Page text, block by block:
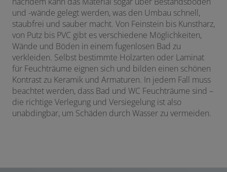
und -wände gelegt werden, was den Umbau schnell,
staubfrei und sauber macht. Von Feinstein bis Kunstharz,
von Putz bis PVC gibt es verschiedene Möglichkeiten,
Wände und Böden in einem fugenlosen Bad zu
verkleiden. Selbst bestimmte Holzarten oder Laminat
für Feuchträume eignen sich und bilden einen schönen
Kontrast zu Keramik und Armaturen. In jedem Fall muss
beachtet werden, dass Bad und WC Feuchträume sind –
die richtige Verlegung und Versiegelung ist also
unabdingbar, um Schäden durch Wasser zu vermeiden.